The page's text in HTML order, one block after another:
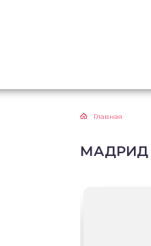
Главная
МАДРИД